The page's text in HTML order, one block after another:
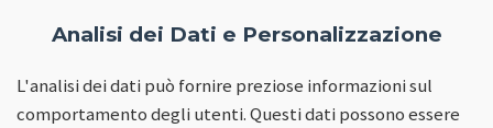
Analisi dei Dati e Personalizzazione
L'analisi dei dati può fornire preziose informazioni sul
comportamento degli utenti. Questi dati possono essere